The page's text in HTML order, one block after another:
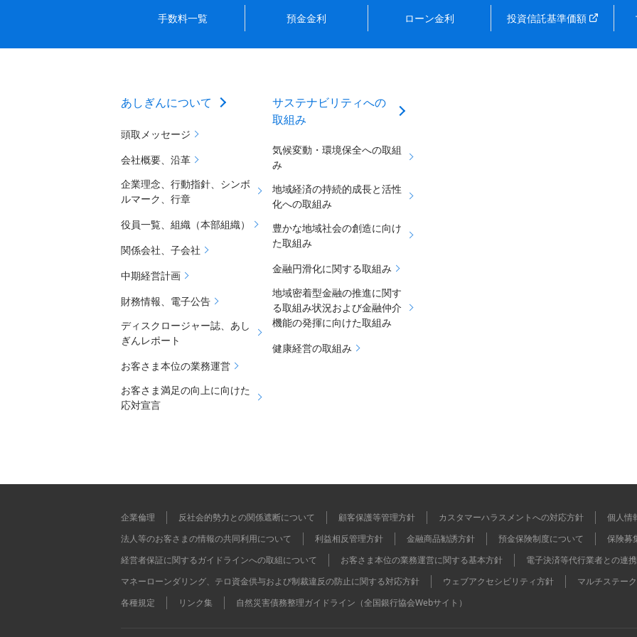
手数料一覧 預金金利 ローン金利 投資信託基準価額
あしぎんについて
頭取メッセージ
会社概要、沿革
企業理念、行動指針、シンボ
ルマーク、行章
役員一覧、組織（本部組織）
関係会社、子会社
中期経営計画
財務情報、電子公告
ディスクロージャー誌、あし
ぎんレポート
お客さま本位の業務運営
お客さま満足の向上に向けた
応対宣言
サステナビリティへの
取組み
気候変動・環境保全への取組
み
地域経済の持続的成長と活性
化への取組み
豊かな地域社会の創造に向け
た取組み
金融円滑化に関する取組み
地域密着型金融の推進に関す
る取組み状況および金融仲介
機能の発揮に向けた取組み
健康経営の取組み
企業倫理 反社会的勢力との関係遮断について 顧客保護等管理方針 カスタマーハラスメントへの対応方針
個人情
法人等のお客さまの情報の共同利用について
利益相反管理方針 金融商品勧誘方針 預金保険制度について 保険募
経営者保証に関するガイドラインへの取組について
お客さま本位の業務運営に関する基本方針
電子決済等代行業者との連
マネーローンダリング、テロ資金供与および制裁違反の防止に関する対応方針
ウェブアクセシビリティ方針 マルチステー
各種規定
リンク集 自然災害債務整理ガイドライン（全国銀行協会Webサイト）